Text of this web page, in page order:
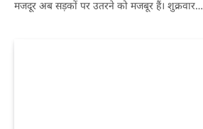
मजदूर अब सड़कों पर उतरने को मजबूर हैं। शुक्रवार…